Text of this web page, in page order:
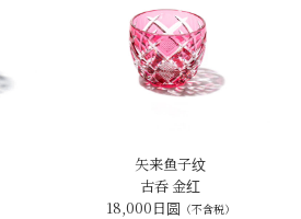
矢来鱼子纹
古呑 金红
18,000日圆 （不含税）